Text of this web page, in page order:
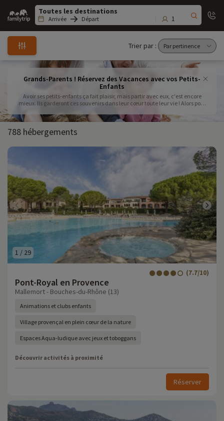
Family
trip
Arrivée Départ 1
Trier par :
Grands-Parents ! Réservez des Vacances avec vos Petits-
Enfants
Avoir ses petits-enfants ça fait plaisir, mais partir avec eux, c'est encore
mieux. Ils garderont ces souvenirs dans leur cœur toute leur vie ! Alors pour
Familytrip a sélectionné des destinations gérées par des professionnels
partout en France qui ont a cœur d'accueillir des enfants et qui ont des
services qui facilitent la vie des grands-parents. Un exemple? Un petit club
enfant ouvert en demi-journée permet de recharger ses batteries ! Alors vous
n'avez plus qu'à réserver la destination qui vous convient pour les vacances
avec vos petits enfants !
788 hébergements
1 / 29
Pont-Royal en Provence
(7.7/10)
Mallemort - Bouches-du-Rhône (13)
Animations et clubs enfants
Village provençal en plein cœur de la nature
Espaces Aqua-ludique avec jeux et toboggans
Découvrir activités à proximité
Réserver